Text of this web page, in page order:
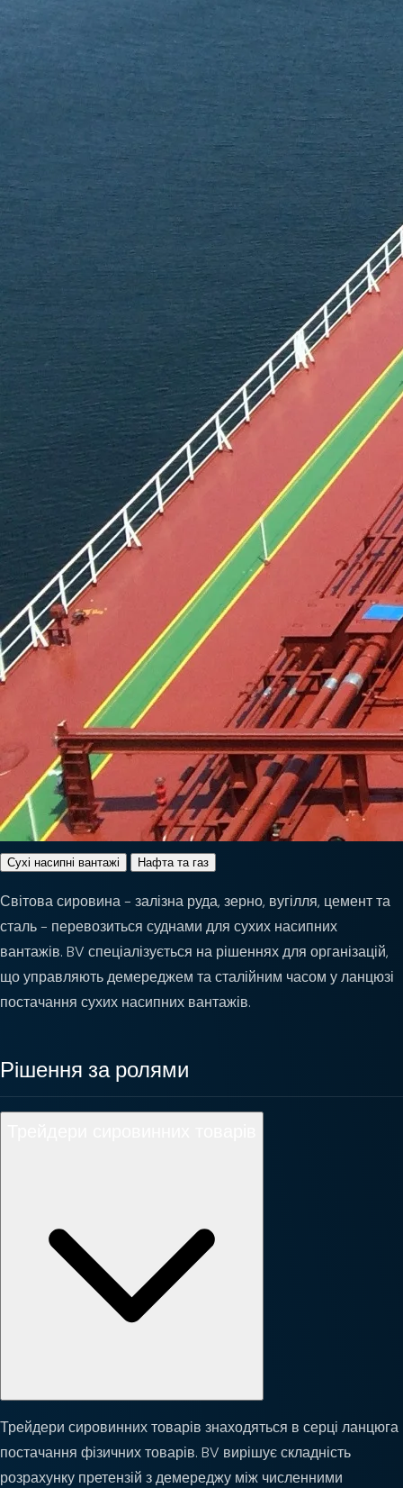
Сухі насипні вантажі Нафта та газ
Світова сировина - залізна руда, зерно, вугілля, цемент та
сталь - перевозиться суднами для сухих насипних
вантажів. BV спеціалізується на рішеннях для організацій,
що управляють демереджем та сталійним часом у ланцюзі
постачання сухих насипних вантажів.
Рішення за ролями
Трейдери сировинних товарів знаходяться в серці ланцюга
постачання фізичних товарів. BV вирішує складність
розрахунку претензій з демереджу між численними